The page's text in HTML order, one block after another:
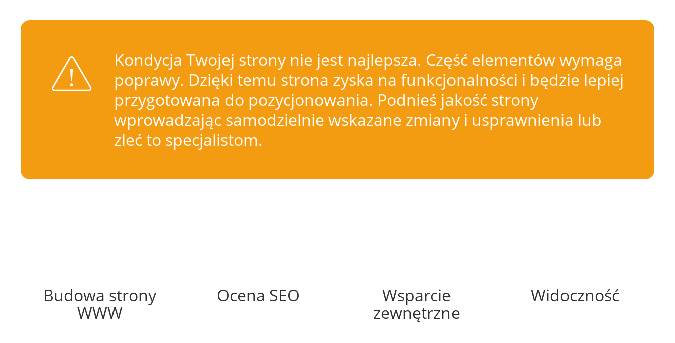
Kondycja Twojej strony nie jest najlepsza. Część elementów wymaga
poprawy. Dzięki temu strona zyska na funkcjonalności i będzie lepiej
przygotowana do pozycjonowania. Podnieś jakość strony
wprowadzając samodzielnie wskazane zmiany i usprawnienia lub
zleć to specjalistom.
Budowa strony
WWW
Ocena SEO
Wsparcie
zewnętrzne
Widoczność